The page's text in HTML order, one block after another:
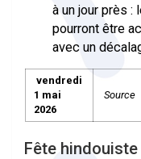
à un jour près :
pourront être
avec un
vendredi
1 mai
2026
Source
Fête hindouiste